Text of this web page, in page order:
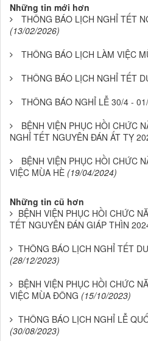
Những tin mới hơn
THÔNG BÁO LỊCH NGHỈ TẾT
(13/02/2026)
THÔNG BÁO LỊCH LÀM VIỆC
THÔNG BÁO LỊCH NGHỈ TẾT
THÔNG BÁO NGHỈ LỄ 30/4 -
BỆNH VIỆN PHỤC HỒI CHỨC
NGHỈ TẾT NGUYÊN ĐÁN ẤT TỴ
BỆNH VIỆN PHỤC HỒI CHỨC
VIỆC MÙA HÈ (19/04/2024)
Những tin cũ hơn
BỆNH VIỆN PHỤC HỒI CHỨC
TẾT NGUYÊN ĐÁN GIÁP THÌN
THÔNG BÁO LỊCH NGHỈ TẾT
(28/12/2023)
BỆNH VIỆN PHỤC HỒI CHỨC
VIỆC MÙA ĐÔNG (15/10/2023)
THÔNG BÁO LỊCH NGHỈ LỄ
(30/08/2023)